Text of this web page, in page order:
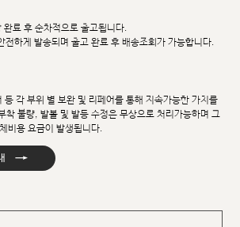
완료 후 순차적으로 출고됩니다.
전하게 발송되며 출고 완료 후 배송조회가 가능합니다.
등 각 부위 별 보완 및 리페어를 통해 지속가능한 가치를
착 불량, 발볼 및 발등 수정은 무상으로 처리가능하며 그
비용 요금이 발생됩니다.
→